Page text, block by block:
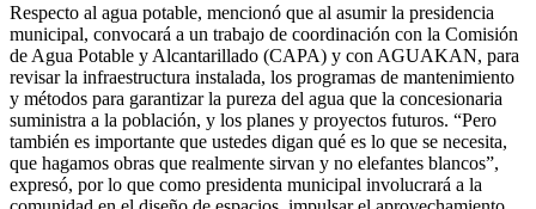
Respecto al agua potable, mencionó que al asumir la presidencia
municipal, convocará a un trabajo de coordinación con la Comisión
de Agua Potable y Alcantarillado (CAPA) y con AGUAKAN, para
revisar la infraestructura instalada, los programas de mantenimiento
y métodos para garantizar la pureza del agua que la concesionaria
suministra a la población, y los planes y proyectos futuros. “Pero
también es importante que ustedes digan qué es lo que se necesita,
que hagamos obras que realmente sirvan y no elefantes blancos”,
expresó, por lo que como presidenta municipal involucrará a la